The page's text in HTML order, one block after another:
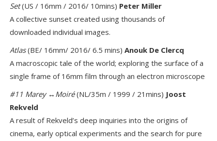
Set(US / 16mm / 2016/ 10mins) Peter Miller
A collective sunset created using thousands of
downloaded individual images.
Atlas(BE/ 16mm/ 2016/ 6.5 mins) Anouk De Clercq
A macroscopic tale of the world; exploring the surface of a
single frame of 16mm film through an electron microscope
#11 Marey ↔Moiré(NL/35m / 1999 / 21mins) Joost
Rekveld
A result of Rekveld’s deep inquiries into the origins of
cinema, early optical experiments and the search for pure